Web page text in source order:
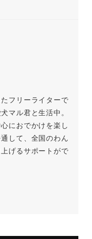
フリーライターで
マル君と生活中。
におでかけを楽し
して、全国のわん
げるサポートがで